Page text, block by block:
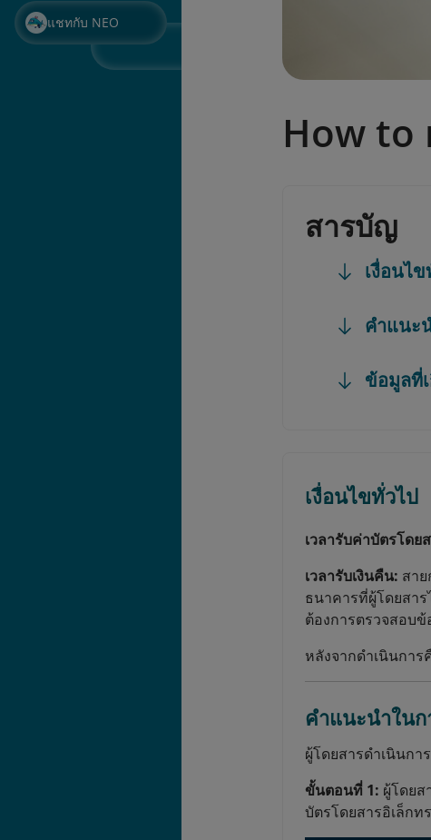
แชทกับ NEO
How to
สารบัญ
เงื่อนไ
คำแนะ
ข้อมูลที่
เงื่อนไขทั่วไป
เวลารับค่าบัตรโดย
เวลารับเงินคืน: สา
ธนาคารที่ผู้โดยสา
ต้องการตรวจสอบ
หลังจากดำเนินการ
คำแนะนำใน
ผู้โดยสารดำเนินก
ขั้นตอนที่ 1: ผู้โดยส
บัตรโดยสารอิเล็ก